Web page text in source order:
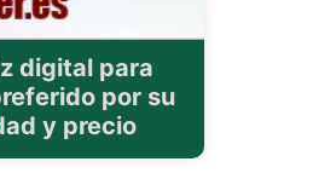
digital para
por su
y precio